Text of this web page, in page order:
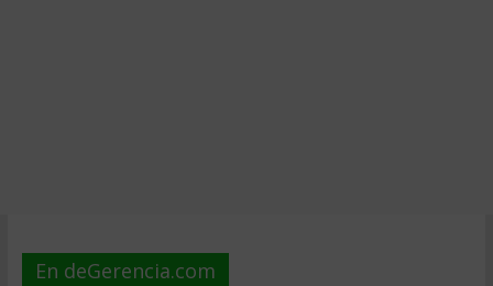
En deGerencia.com